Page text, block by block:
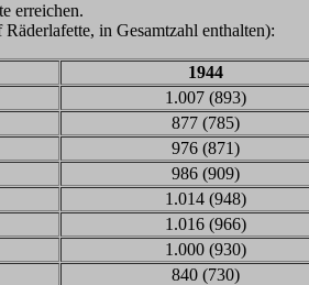
erreichen.
in Gesamtzahl enthalten):
1944
1.007 (893)
877 (785)
976 (871)
986 (909)
1.014 (948)
1.016 (966)
1.000 (930)
840 (730)